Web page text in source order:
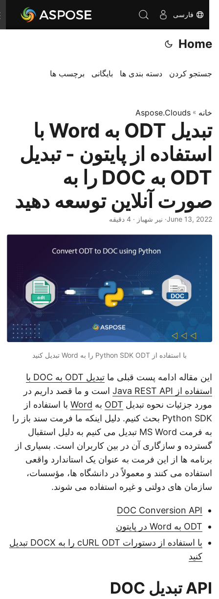
فارسی
Home
جستجو کردن دسته بندی ها بایگانی برچسب ها
خانه»
Aspose.Clouds
تبدیل ODT به Word با
استفاده از پایتون - تبدیل
ODT به DOC را به
صورت آنلاین توسعه دهید
June 13, 2022· نیر شهباز · 4 دقیقه
با استفاده از Python SDK ODT را به Word تبدیل کنید
این مقاله ادامه پست قبلی ما
تبدیل ODT به DOC با
استفاده از Java REST API
است و ما قصد داریم در
مورد جزئیات نحوه تبدیل ODTبهWordبا استفاده از
Python SDK بحث کنیم. دلیل اینکه ما فرمت سند باز را
به فرمت MS Word تبدیل می کنیم به دلیل استقبال
گسترده و سازگاری آن در بین کاربران است. بسیاری از
برنامه ها از این فرمت به عنوان یک استاندارد واقعی
استفاده می کنند و معمولاً در دانشگاه ها، مؤسسات،
سازمان های دولتی و غیره استفاده می شوند.
DOC Conversion API
ODT به Word در پایتون
با استفاده از دستورات cURL ODT را به DOCX تبدیل
کنید
API تبدیل DOC